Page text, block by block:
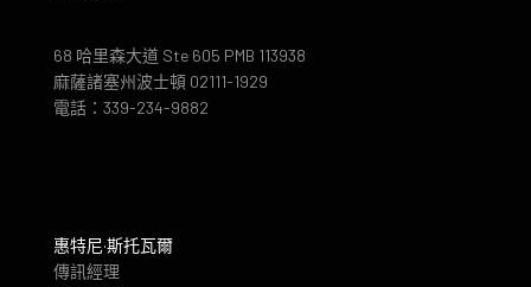
68 哈里森大道 Ste 605 PMB 113938
麻薩諸塞州波士頓 02111-1929
電話：339-234-9882
惠特尼·斯托瓦爾
傳訊經理